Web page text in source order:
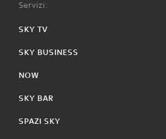
Servizi:
SKY TV
SKY BUSINESS
NOW
SKY BAR
SPAZI SKY